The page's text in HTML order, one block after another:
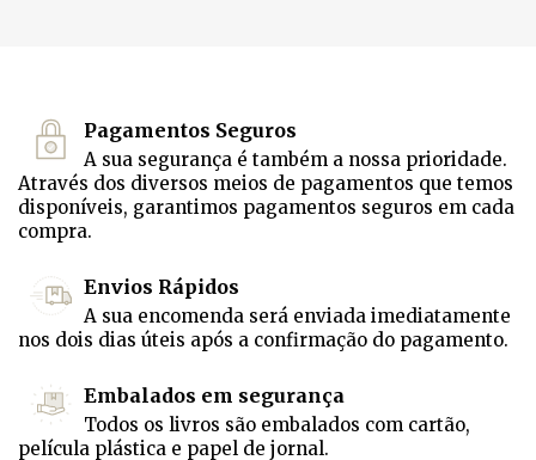
Pagamentos Seguros
A sua segurança é também a nossa prioridade.
Através dos diversos meios de pagamentos que temos
disponíveis, garantimos pagamentos seguros em cada
compra.
Envios Rápidos
A sua encomenda será enviada imediatamente
nos dois dias úteis após a confirmação do pagamento.
Embalados em segurança
Todos os livros são embalados com cartão,
película plástica e papel de jornal.